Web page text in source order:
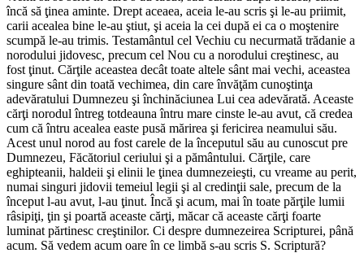
încă să ţinea aminte. Drept aceaea, aceia le-au scris şi le-au priimit,
carii acealea bine le-au ştiut, şi aceia la cei după ei ca o moştenire
scumpă le-au trimis. Testamântul cel Vechiu cu necurmată trădanie a
norodului jidovesc, precum cel Nou cu a norodului creştinesc, au
fost ţinut. Cărţile aceastea decât toate altele sânt mai vechi, aceastea
singure sânt din toată vechimea, din care învăţăm cunoştinţa
adevăratului Dumnezeu şi închinăciunea Lui cea adevărată. Aceaste
cărţi norodul întreg totdeauna întru mare cinste le-au avut, că credea
cum că întru acealea easte pusă mărirea şi fericirea neamului său.
Acest unul norod au fost carele de la începutul său au cunoscut pre
Dumnezeu, Făcătoriul ceriului şi a pământului. Cărţile, care
eghipteanii, haldeii şi elinii le ţinea dumnezeieşti, cu vreame au perit,
numai singuri jidovii temeiul legii şi al credinţii sale, precum de la
început l-au avut, l-au ţinut. Încă şi acum, mai în toate părţile lumii
râsipiţi, ţin şi poartă aceaste cărţi, măcar că aceaste cărţi foarte
luminat părtinesc creştinilor. Ci despre dumnezeirea Scripturei, până
acum. Să vedem acum oare în ce limbă s-au scris S. Scriptură?